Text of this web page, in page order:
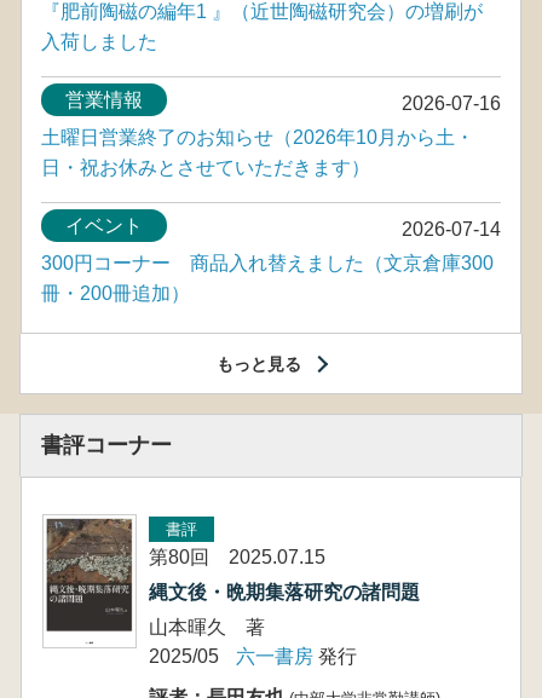
『肥前陶磁の編年1 』（近世陶磁研究会）の増刷が
入荷しました
2026-07-16
営業情報
土曜日営業終了のお知らせ（2026年10月から土・
日・祝お休みとさせていただきます）
2026-07-14
イベント
300円コーナー 商品入れ替えました（文京倉庫300
冊・200冊追加）
もっと見る
書評コーナー
書評
第80回 2025.07.15
縄文後・晩期集落研究の諸問題
山本暉久 著
2025/05
六一書房 発行